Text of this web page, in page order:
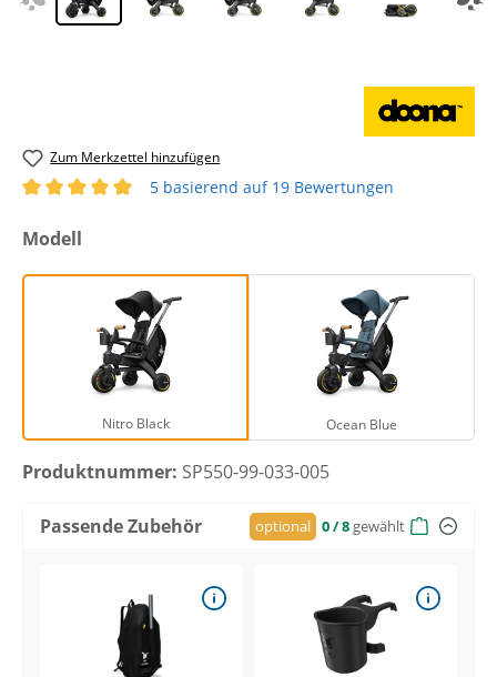
Zum Merkzettel hinzufügen
5 basierend auf 19 Bewertungen
auswählen
Modell
Nitro Black
Nitro Black
Ocean Blue
Ocean Blue
Produktnummer: SP550-99-033-005
Passende Zubehör optional 0/ 8 gewählt